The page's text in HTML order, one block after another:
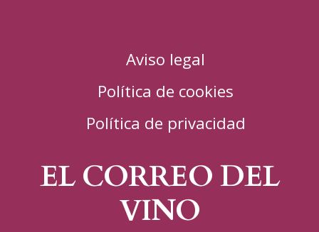
Aviso legal
Política de cookies
Política de privacidad
EL CORREO DEL
VINO